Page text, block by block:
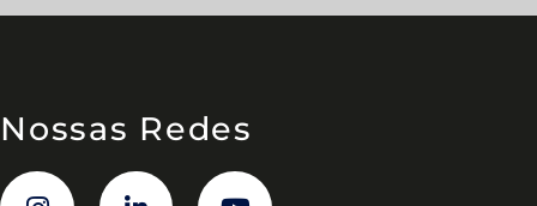
Nossas Redes